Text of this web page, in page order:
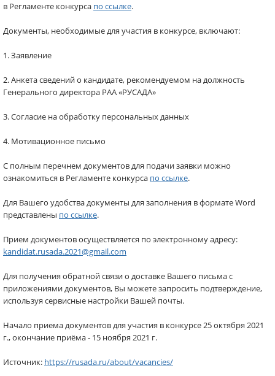
в Регламенте конкурса по ссылке.
Документы, необходимые для участия в конкурсе, включают:
1. Заявление
2. Анкета сведений о кандидате, рекомендуемом на должность
Генерального директора РАА «РУСАДА»
3. Согласие на обработку персональных данных
4. Мотивационное письмо
С полным перечнем документов для подачи заявки можно
ознакомиться в Регламенте конкурса по ссылке.
Для Вашего удобства документы для заполнения в формате Word
представлены по ссылке.
Прием документов осуществляется по электронному адресу:
kandidat.rusada.2021@gmail.com
Для получения обратной связи о доставке Вашего письма с
приложениями документов, Вы можете запросить подтверждение,
используя сервисные настройки Вашей почты.
Начало приема документов для участия в конкурсе 25 октября 2021
г., окончание приёма - 15 ноября 2021 г.
Источник: https://rusada.ru/about/vacancies/